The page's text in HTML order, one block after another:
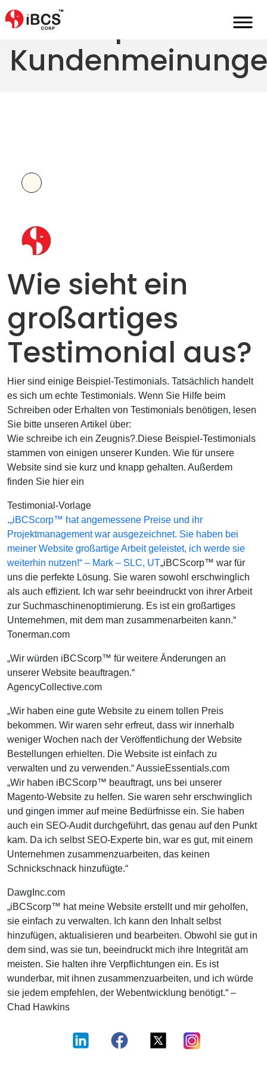
Beispiele für
Wie sieht ein
großartiges
Testimonial aus?
Hier sind einige Beispiel-Testimonials. Tatsächlich handelt
es sich um echte Testimonials. Wenn Sie Hilfe beim
Schreiben oder Erhalten von Testimonials benötigen, lesen
Sie bitte unseren Artikel über:
Wie schreibe ich ein Zeugnis?.Diese Beispiel-Testimonials
stammen von einigen unserer Kunden. Wie für unsere
Website sind sie kurz und knapp gehalten. Außerdem
finden Sie hier ein
Testimonial-Vorlage
.„iBCScorp™ hat angemessene Preise und ihr
Projektmanagement war ausgezeichnet. Sie haben bei
meiner Website großartige Arbeit geleistet, ich werde sie
weiterhin nutzen!“ – Mark – SLC, UT„iBCScorp™ war für
uns die perfekte Lösung. Sie waren sowohl erschwinglich
als auch effizient. Ich war sehr beeindruckt von ihrer Arbeit
zur Suchmaschinenoptimierung. Es ist ein großartiges
Unternehmen, mit dem man zusammenarbeiten kann.“
Tonerman.com
„Wir würden iBCScorp™ für weitere Änderungen an
unserer Website beauftragen.“
AgencyCollective.com
„Wir haben eine gute Website zu einem tollen Preis
bekommen. Wir waren sehr erfreut, dass wir innerhalb
weniger Wochen nach der Veröffentlichung der Website
Bestellungen erhielten. Die Website ist einfach zu
verwalten und zu verwenden.“ AussieEssentials.com
„Wir haben iBCScorp™ beauftragt, uns bei unserer
Magento-Website zu helfen. Sie waren sehr erschwinglich
und gingen immer auf meine Bedürfnisse ein. Sie haben
auch ein SEO-Audit durchgeführt, das genau auf den Punkt
kam. Da ich selbst SEO-Experte bin, war es gut, mit einem
Unternehmen zusammenzuarbeiten, das keinen
Schnickschnack hinzufügte.“
DawgInc.com
„iBCScorp™ hat meine Website erstellt und mir geholfen,
sie einfach zu verwalten. Ich kann den Inhalt selbst
hinzufügen, aktualisieren und bearbeiten. Obwohl sie gut in
dem sind, was sie tun, beeindruckt mich ihre Integrität am
meisten. Sie halten ihre Verpflichtungen ein. Es ist
wunderbar, mit ihnen zusammenzuarbeiten, und ich würde
sie jedem empfehlen, der Webentwicklung benötigt.“ –
Chad Hawkins